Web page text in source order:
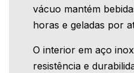
vácuo mantém
horas e geladas por
O interior em aço
resistência e